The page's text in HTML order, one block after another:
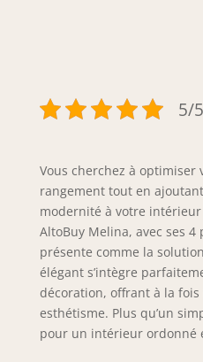
5/
Vous cherchez à optimiser
rangement tout en
modernité à votre
AltoBuy Melina, avec ses
présente comme la
élégant s’intègre
décoration, offrant à la
esthétisme. Plus qu’un
pour un intérieur ordonné